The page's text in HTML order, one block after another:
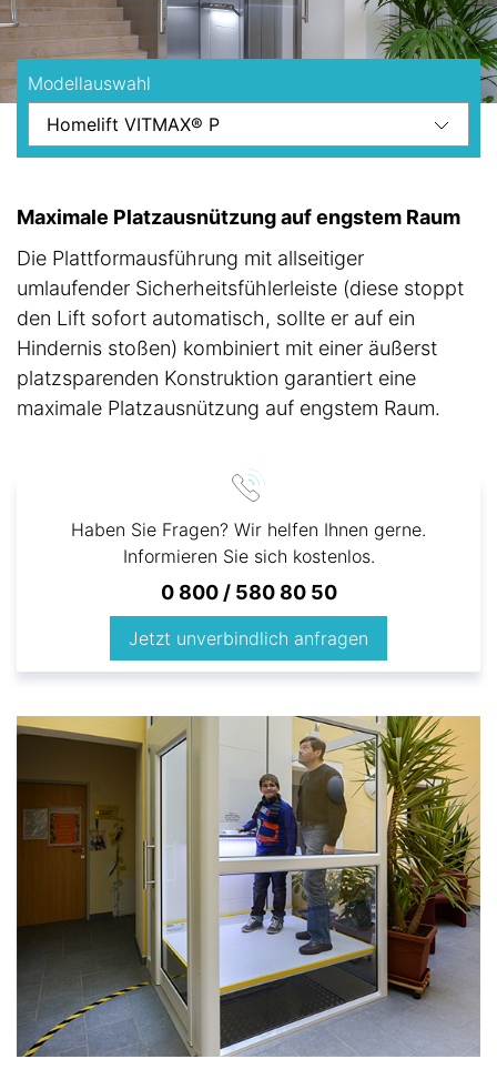
Modellauswahl
Maximale Platzausnützung auf engstem Raum
Die Plattformausführung mit allseitiger
umlaufender Sicherheitsfühlerleiste (diese stoppt
den Lift sofort automatisch, sollte er auf ein
Hindernis stoßen) kombiniert mit einer äußerst
platzsparenden Konstruktion garantiert eine
maximale Platzausnützung auf engstem Raum.
Haben Sie Fragen? Wir helfen Ihnen gerne.
Informieren Sie sich kostenlos.
0 800 / 580 80 50
Jetzt unverbindlich anfragen